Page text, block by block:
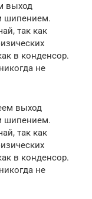
выход
шипением.
так как
в конденсор.
не
выход
шипением.
так как
в конденсор.
не